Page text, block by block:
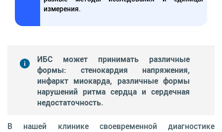
измерения.
ИБС может принимать различные
формы: стенокардия напряжения,
инфаркт миокарда, различные формы
нарушений ритма сердца и сердечная
недостаточность.
В нашей клинике своевременной диагностике